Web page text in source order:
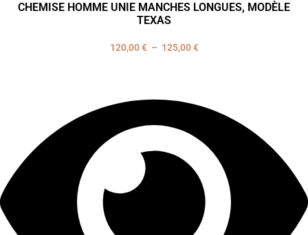
CHEMISE HOMME UNIE MANCHES LONGUES, MODÈLE
TEXAS
120,00€ – 125,00€Plage
à
125,00 €